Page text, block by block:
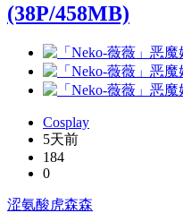
(38P/458MB)
Cosplay
5天前
184
0
涩氨酸虎森森